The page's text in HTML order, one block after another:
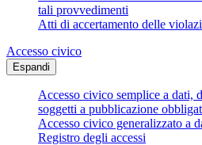
tali provvedimenti
Atti di accertamento delle
Accesso civico
Espandi
Accesso civico semplice a dati,
soggetti a pubblicazione
Accesso civico generalizzato a
Registro degli accessi